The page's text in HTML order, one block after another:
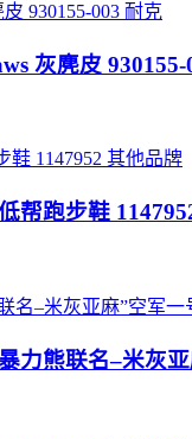
耐克
灰麂皮 930155-
其他品牌
帮跑步鞋
力熊联名–米灰